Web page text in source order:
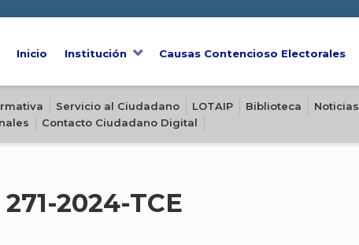
Inicio Institución Causas Contencioso Electorales
Servicio al Ciudadano LOTAIP Biblioteca Noticias
Contacto Ciudadano Digital
2024-TCE